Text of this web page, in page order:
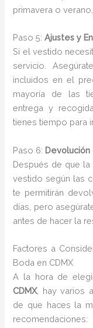
primavera o
Paso 5:Ajustes y
Si el vestido
servicio.
incluidos en el
mayoría de las
entrega y
tienes tiempo para
Paso 6:
Después de que
vestido según las
te permitirán
días, pero
antes de hacer la
Factores a
Boda en CDMX
A la hora de
CDMX, hay varios
de que haces la
recomendaciones: